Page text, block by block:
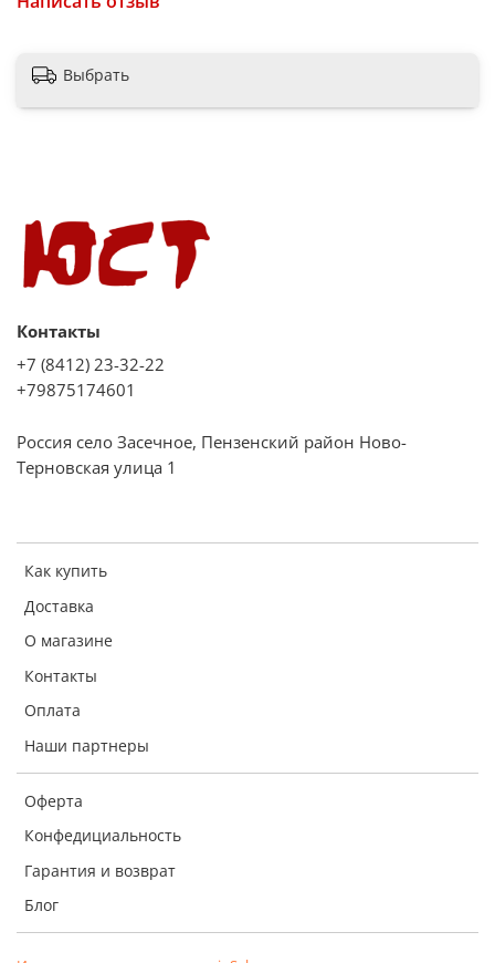
Выбрать
Как купить
Доставка
О магазине
Контакты
Оплата
Наши партнеры
Оферта
Конфедициальность
Гарантия и возврат
Блог
Контакты
+7 (8412) 23-32-22
+79875174601
Россия село Засечное, Пензенский район Ново-
Терновская улица 1